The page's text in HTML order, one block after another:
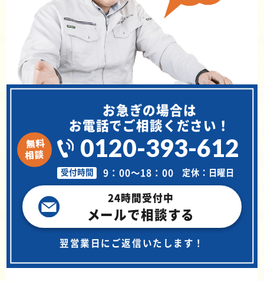
お急ぎの場合は
お電話でご相談ください！
0120-393-612
受付時間 9：00～18：00 定休：日曜日
24時間受付中
メールで相談する
翌営業日にご返信いたします！